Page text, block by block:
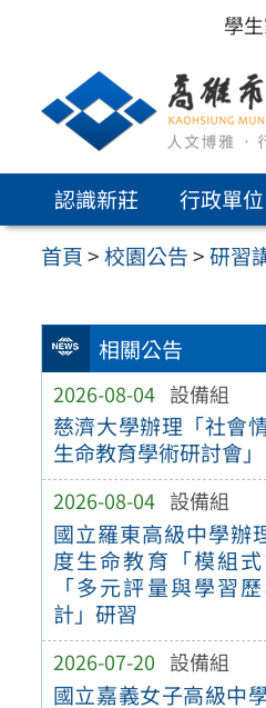
內
學
認識新莊 行政單位
首頁>校園公告>研習
相關公告
2026-08-04 設備組
慈濟大學辦理「社會
生命教育學術研討會」
2026-08-04 設備組
國立羅東高級中學辦
度生命教育「模組
「多元評量與學習
計」研習
2026-07-20 設備組
國立嘉義女子高級中